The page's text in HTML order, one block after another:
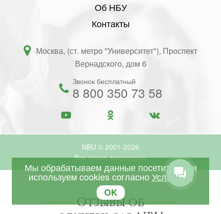
Об НБУ
Контакты
Москва, (ст. метро "Университет"), Проспект
Вернадского, дом 6
Звонок бесплатный
8 800 350 73 58
NBU © 2001-2026
Все права защищены.
Отзывы об
Мы обрабатываем данные посетителей и
используем cookies согласноУсловиям
OK